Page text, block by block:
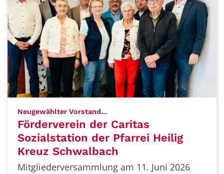
Neugewählter Vorstand...
Förderverein der Caritas
Sozialstation der Pfarrei Heilig
Kreuz Schwalbach
Mitgliederversammlung am 11. Juni 2026